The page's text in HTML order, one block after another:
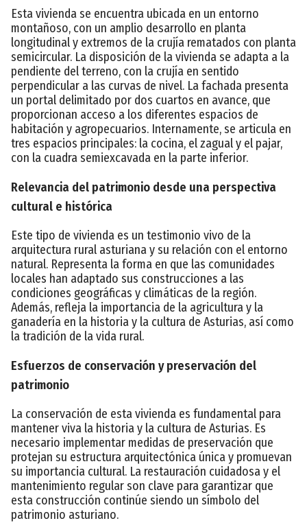
Esta vivienda se encuentra ubicada en un entorno
montañoso, con un amplio desarrollo en planta
longitudinal y extremos de la crujía rematados con planta
semicircular. La disposición de la vivienda se adapta a la
pendiente del terreno, con la crujía en sentido
perpendicular a las curvas de nivel. La fachada presenta
un portal delimitado por dos cuartos en avance, que
proporcionan acceso a los diferentes espacios de
habitación y agropecuarios. Internamente, se articula en
tres espacios principales: la cocina, el zagual y el pajar,
con la cuadra semiexcavada en la parte inferior.
Relevancia del patrimonio desde una perspectiva
cultural e histórica
Este tipo de vivienda es un testimonio vivo de la
arquitectura rural asturiana y su relación con el entorno
natural. Representa la forma en que las comunidades
locales han adaptado sus construcciones a las
condiciones geográficas y climáticas de la región.
Además, refleja la importancia de la agricultura y la
ganadería en la historia y la cultura de Asturias, así como
la tradición de la vida rural.
Esfuerzos de conservación y preservación del
patrimonio
La conservación de esta vivienda es fundamental para
mantener viva la historia y la cultura de Asturias. Es
necesario implementar medidas de preservación que
protejan su estructura arquitectónica única y promuevan
su importancia cultural. La restauración cuidadosa y el
mantenimiento regular son clave para garantizar que
esta construcción continúe siendo un símbolo del
patrimonio asturiano.